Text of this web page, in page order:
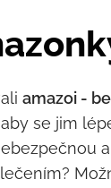
amazoi -
se jim